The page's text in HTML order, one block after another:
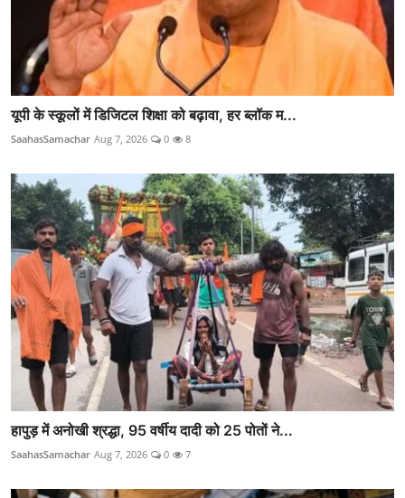
यूपी के स्कूलों में डिजिटल शिक्षा को बढ़ावा, हर ब्लॉक म...
SaahasSamachar Aug 7, 2026 0 8
हापुड़ में अनोखी श्रद्धा, 95 वर्षीय दादी को 25 पोतों ने...
SaahasSamachar Aug 7, 2026 0 7